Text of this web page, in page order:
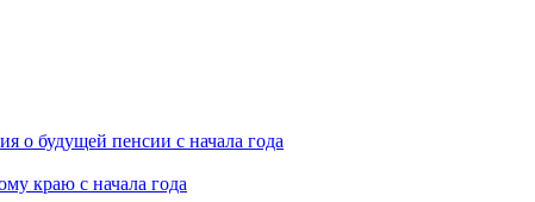
о будущей пенсии с начала года
краю с начала года